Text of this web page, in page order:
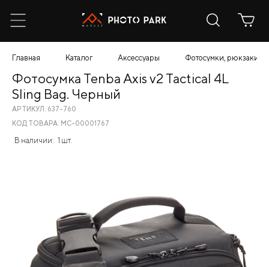
Главная Каталог Аксессуары Фотосумки, рюкзаки,
Фотосумка Tenba Axis v2 Tactical 4L
Sling Bag. Черный
АРТИКУЛ: 637-760
КОД ТОВАРА: МС-00001767
В наличии: 1 шт.